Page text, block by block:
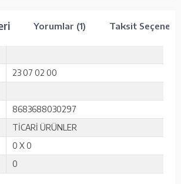
Yorumlar (1) Taksit
23 07 02 00
8683688030297
TİCARİ ÜRÜNLER
0 X 0
0